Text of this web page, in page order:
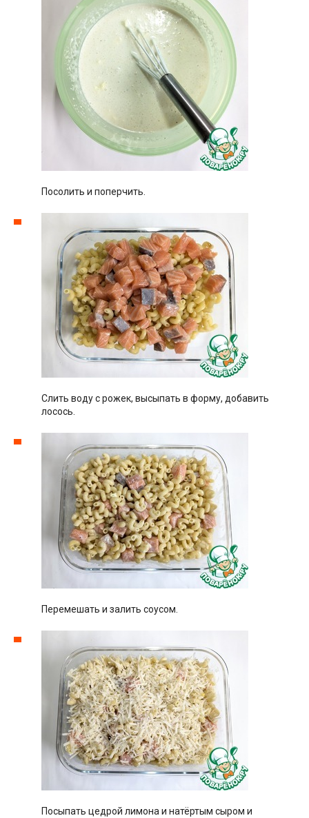
Посолить и поперчить.
Слить воду с рожек, высыпать в форму, добавить
лосось.
Перемешать и залить соусом.
Посыпать цедрой лимона и натёртым сыром и